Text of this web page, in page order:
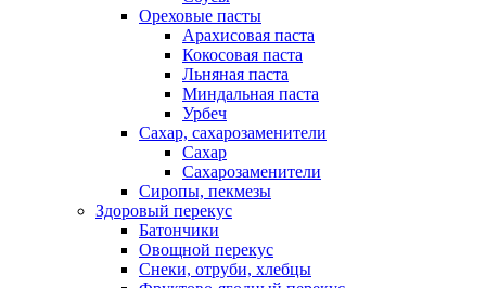
Ореховые пасты
Арахисовая паста
Кокосовая паста
Льняная паста
Миндальная паста
Урбеч
Сахар, сахарозаменители
Сахар
Сахарозаменители
Сиропы, пекмезы
Здоровый перекус
Батончики
Овощной перекус
Снеки, отруби, хлебцы